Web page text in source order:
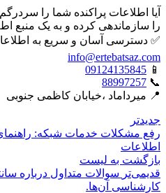
آیا اطلاعات پراکنده شما را
را سازماندهی کرده و به یک منبع
✅ دسترسی آسان و سریع به
info@ertebatsaz.com
📱
09124135845
📞
88997257
📍 میرداماد ،خیابان کاظمی جنوبی
جدیدتر
رفع مشکلات خدمات شبکه: راهنمای
اطلاعات
بازگشت بە لیست
قدیمی‌تر سوالات متداول درباره
کارشناسی آن‌ها.